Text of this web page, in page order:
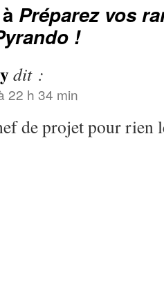
Préparez vos
!
dit :
22 h 34 min
de projet pour